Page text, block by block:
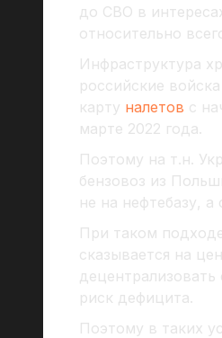
до СВО в
относительно
Инфраструктура
российские
карту налетов с
марте 2022 года.
Поэтому на т.н.
бензовоз из
не на нефтебазу,
При таком
сказывается на
риск дефицита.
Поэтому в таких